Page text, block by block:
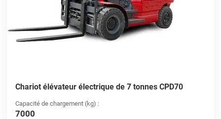
Chariot élévateur électrique de 7 tonnes CPD70
Capacité de chargement (kg) :
7000